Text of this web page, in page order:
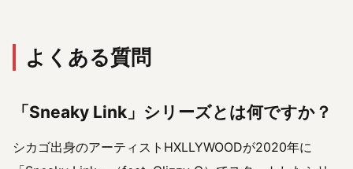
よくある質問
「Sneaky Link」シリーズとは何ですか？
シカゴ出身のアーティストHXLLYWOODが2020年に